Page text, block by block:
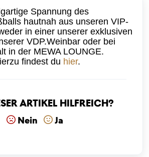
Spannung des
hautnah aus unseren VIP-
in einer unserer exklusiven
VDP.Weinbar oder bei
in der MEWA LOUNGE.
findest du hier.
Artikel hilfreich?
Nein Ja